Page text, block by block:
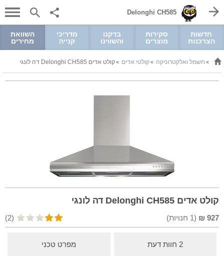
Delonghi CH585
חדשות
הצרכנות
סקירות
מוצרים
בדקנו
והשווינו
מדריכי
קנייה
השוואת
מחירים
> חשמל ואלקטרוניקה >קולטי אדים >קולט אדים Delonghi CH585 דה לונגי
קולט אדים Delonghi CH585 דה לונגי
927
₪
(
1 חנויות) (2)
2 חוות דעת מפרט טכני